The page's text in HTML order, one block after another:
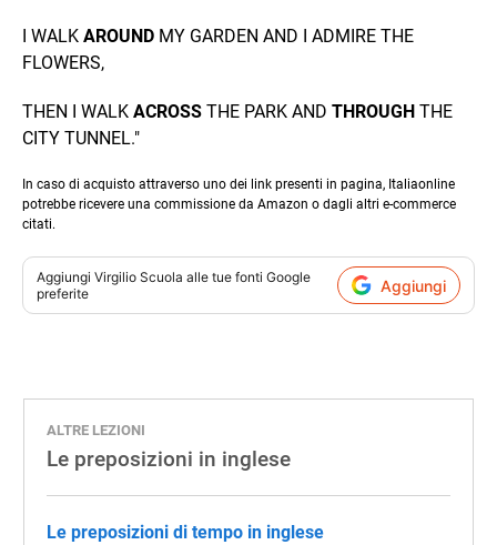
I WALK AROUND MY GARDEN AND I ADMIRE THE
FLOWERS,
THEN I WALK ACROSS THE PARK AND THROUGH THE
CITY TUNNEL."
In caso di acquisto attraverso uno dei link presenti in pagina, Italiaonline
potrebbe ricevere una commissione da Amazon o dagli altri e-commerce
citati.
Aggiungi Virgilio Scuola alle tue fonti Google
preferite
Aggiungi
ALTRE LEZIONI
Le preposizioni in inglese
Le preposizioni di tempo in inglese